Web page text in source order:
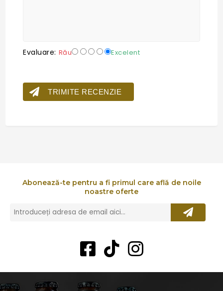
Evaluare: Rău Excelent
TRIMITE RECENZIE
Abonează-te pentru a fi primul care află de noile
noastre oferte